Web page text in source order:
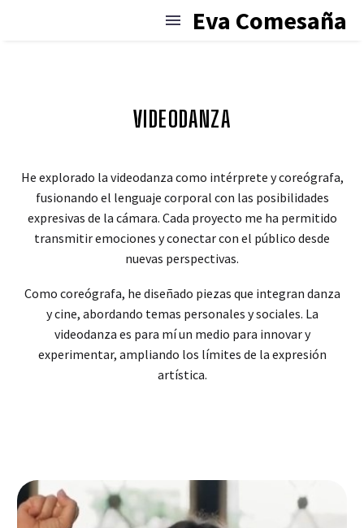
Eva Comesaña
VIDEODANZA
He explorado la videodanza como intérprete y coreógrafa,
fusionando el lenguaje corporal con las posibilidades
expresivas de la cámara. Cada proyecto me ha permitido
transmitir emociones y conectar con el público desde
nuevas perspectivas.
Como coreógrafa, he diseñado piezas que integran danza
y cine, abordando temas personales y sociales. La
videodanza es para mí un medio para innovar y
experimentar, ampliando los límites de la expresión
artística.